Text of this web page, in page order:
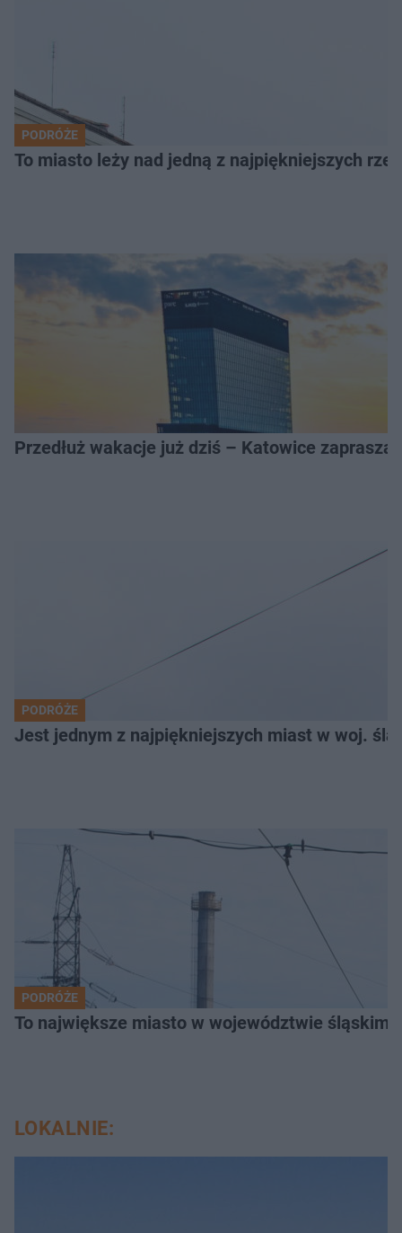
PODRÓŻE
To miasto leży nad jedną z najpiękniejszych
Przedłuż wakacje już dziś – Katowice
PODRÓŻE
Jest jednym z najpiękniejszych miast w woj.
PODRÓŻE
To największe miasto w województwie
LOKALNIE: